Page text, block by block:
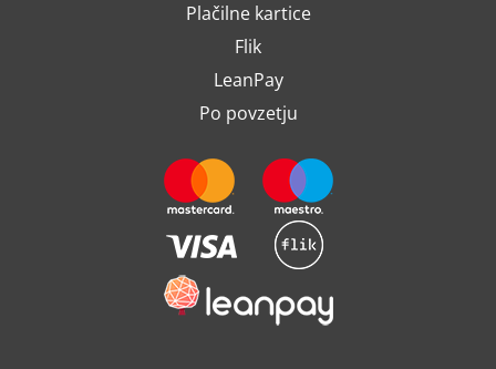
Plačilne kartice
Flik
LeanPay
Po povzetju